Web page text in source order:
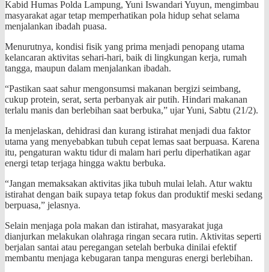
Kabid Humas Polda Lampung, Yuni Iswandari Yuyun, mengimbau
masyarakat agar tetap memperhatikan pola hidup sehat selama
menjalankan ibadah puasa.
Menurutnya, kondisi fisik yang prima menjadi penopang utama
kelancaran aktivitas sehari-hari, baik di lingkungan kerja, rumah
tangga, maupun dalam menjalankan ibadah.
“Pastikan saat sahur mengonsumsi makanan bergizi seimbang,
cukup protein, serat, serta perbanyak air putih. Hindari makanan
terlalu manis dan berlebihan saat berbuka,” ujar Yuni, Sabtu (21/2).
Ia menjelaskan, dehidrasi dan kurang istirahat menjadi dua faktor
utama yang menyebabkan tubuh cepat lemas saat berpuasa. Karena
itu, pengaturan waktu tidur di malam hari perlu diperhatikan agar
energi tetap terjaga hingga waktu berbuka.
“Jangan memaksakan aktivitas jika tubuh mulai lelah. Atur waktu
istirahat dengan baik supaya tetap fokus dan produktif meski sedang
berpuasa,” jelasnya.
Selain menjaga pola makan dan istirahat, masyarakat juga
dianjurkan melakukan olahraga ringan secara rutin. Aktivitas seperti
berjalan santai atau peregangan setelah berbuka dinilai efektif
membantu menjaga kebugaran tanpa menguras energi berlebihan.